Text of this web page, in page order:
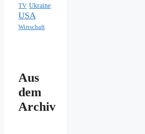
TV Ukraine
USA
Wirtschaft
Aus
dem
Archiv